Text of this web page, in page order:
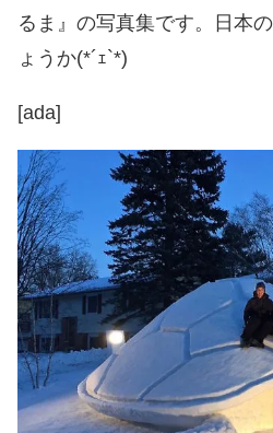
るま』の写真集です。日本
ょうか(*´ｪ`*)
[ada]